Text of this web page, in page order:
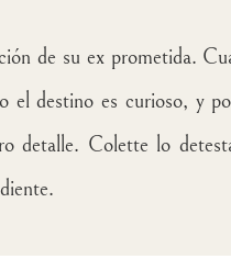
de su ex prometida.
el destino es curioso, y
detalle. Colette lo